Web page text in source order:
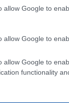
allow Google to
allow Google to
allow Google to
functionality
test
assemblate,
ERP, CRM
limiting